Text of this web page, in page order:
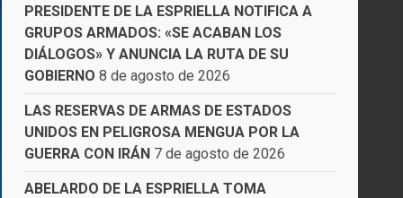
PRESIDENTE DE LA ESPRIELLA NOTIFICA A
GRUPOS ARMADOS: «SE ACABAN LOS
DIÁLOGOS» Y ANUNCIA LA RUTA DE SU
GOBIERNO 8 de agosto de 2026
LAS RESERVAS DE ARMAS DE ESTADOS
UNIDOS EN PELIGROSA MENGUA POR LA
GUERRA CON IRÁN 7 de agosto de 2026
ABELARDO DE LA ESPRIELLA TOMA